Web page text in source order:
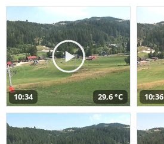
10:34 29,6 °C 10:36